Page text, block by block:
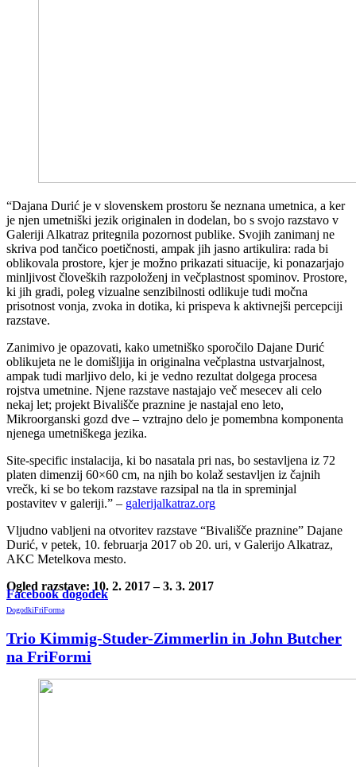
“Dajana Durić je v slovenskem prostoru še neznana umetnica, a ker
je njen umetniški jezik originalen in dodelan, bo s svojo razstavo v
Galeriji Alkatraz pritegnila pozornost publike. Svojih zanimanj ne
skriva pod tančico poetičnosti, ampak jih jasno artikulira: rada bi
oblikovala prostore, kjer je možno prikazati situacije, ki ponazarjajo
minljivost človeških razpoloženj in večplastnost spominov. Prostore,
ki jih gradi, poleg vizualne senzibilnosti odlikuje tudi močna
prisotnost vonja, zvoka in dotika, ki prispeva k aktivnejši percepciji
razstave.
Zanimivo je opazovati, kako umetniško sporočilo Dajane Durić
oblikujeta ne le domišljija in originalna večplastna ustvarjalnost,
ampak tudi marljivo delo, ki je vedno rezultat dolgega procesa
rojstva umetnine. Njene razstave nastajajo več mesecev ali celo
nekaj let; projekt Bivališče praznine je nastajal eno leto,
Mikroorganski gozd dve – vztrajno delo je pomembna komponenta
njenega umetniškega jezika.
Site-specific instalacija, ki bo nasatala pri nas, bo sestavljena iz 72
platen dimenzij 60×60 cm, na njih bo kolaž sestavljen iz čajnih
vrečk, ki se bo tekom razstave razsipal na tla in spreminjal
postavitev v galeriji.” – galerijalkatraz.org
Vljudno vabljeni na otvoritev razstave “Bivališče praznine” Dajane
Durić, v petek, 10. februarja 2017 ob 20. uri, v Galerijo Alkatraz,
AKC Metelkova mesto.
Ogled razstave: 10. 2. 2017 – 3. 3. 2017
Facebook dogodek
DogodkiFriForma
Trio Kimmig-Studer-Zimmerlin in John Butcher
na FriFormi